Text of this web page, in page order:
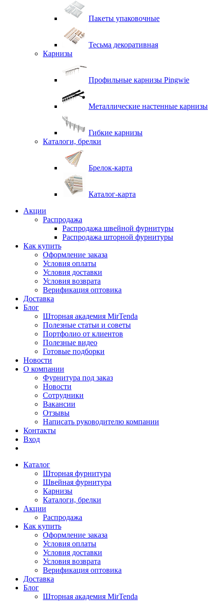
Пакеты упаковочные
Тесьма декоративная
Карнизы
Профильные карнизы Pingwie
Металлические настенные карнизы
Гибкие карнизы
Каталоги, брелки
Брелок-карта
Каталог-карта
Акции
Распродажа
Распродажа швейной фурнитуры
Распродажа шторной фурнитуры
Как купить
Оформление заказа
Условия оплаты
Условия доставки
Условия возврата
Верификация оптовика
Доставка
Блог
Шторная академия MirTenda
Полезные статьи и советы
Портфолио от клиентов
Полезные видео
Готовые подборки
Новости
О компании
Фурнитура под заказ
Новости
Сотрудники
Вакансии
Отзывы
Написать руководителю компании
Контакты
Вход
Каталог
Шторная фурнитура
Швейная фурнитура
Карнизы
Каталоги, брелки
Акции
Распродажа
Как купить
Оформление заказа
Условия оплаты
Условия доставки
Условия возврата
Верификация оптовика
Доставка
Блог
Шторная академия MirTenda